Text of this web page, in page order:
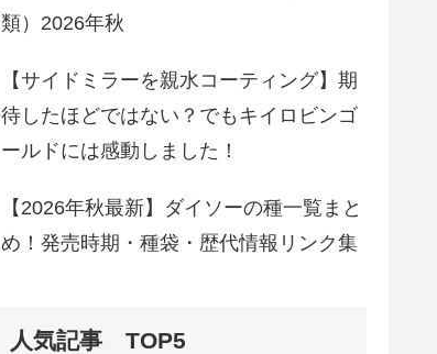
類）2026年秋
【サイドミラーを親水コーティング】期
待したほどではない？でもキイロビンゴ
ールドには感動しました！
【2026年秋最新】ダイソーの種一覧まと
め！発売時期・種袋・歴代情報リンク集
人気記事 TOP5